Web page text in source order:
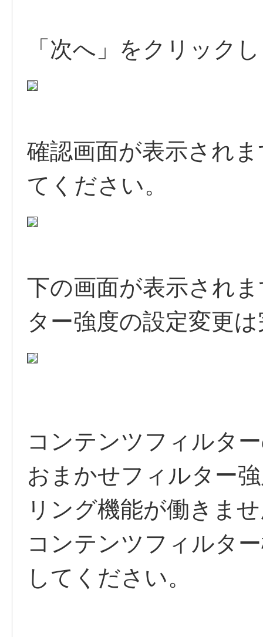
「次へ」をクリック
確認画面が表示され
てください。
下の画面が表示され
ター強度の設定変更
コンテンツフィルタ
おまかせフィルター
リング機能が働きま
コンテンツフィルタ
してください。